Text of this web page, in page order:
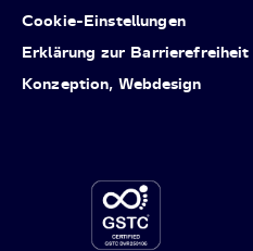
Cookie-Einstellungen
Erklärung zur Barrierefreiheit
Konzeption, Webdesign